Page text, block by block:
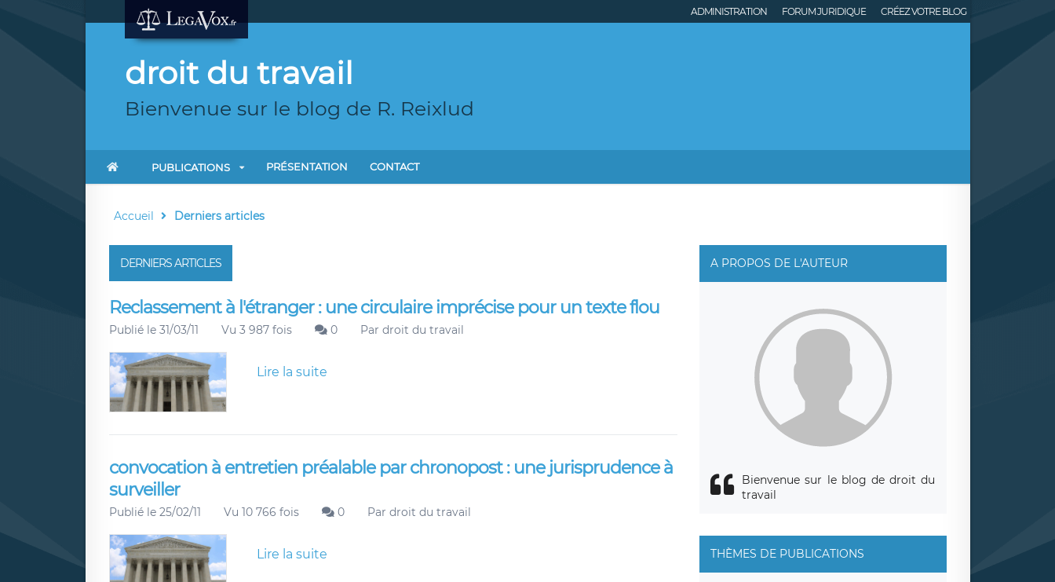
ADMINISTRATION FORUM JURIDIQUE CRÉEZ VOTRE BLOG
droit du travail
Bienvenue sur le blog de R. Reixlud
PUBLICATIONS PRÉSENTATION CONTACT
Accueil Derniers articles
DERNIERS ARTICLES
Reclassement à l'étranger : une circulaire imprécise pour un texte flou
Publié le 31/03/11 Vu 3 987 fois 0 Par droit du travail
Lire la suite
convocation à entretien préalable par chronopost : une jurisprudence à
surveiller
Publié le 25/02/11 Vu 10 766 fois 0 Par droit du travail
Lire la suite
A PROPOS DE L'AUTEUR
Bienvenue sur le blog de droit du
travail
THÈMES DE PUBLICATIONS